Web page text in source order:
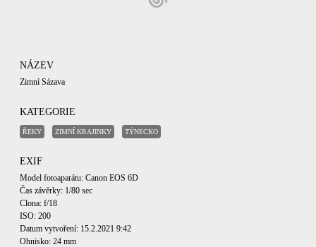
NÁZEV
Zimní Sázava
KATEGORIE
ŘEKY ZIMNÍ KRAJINKY TÝNECKO
EXIF
Model fotoaparátu: Canon EOS 6D
Čas závěrky: 1/80 sec
Clona: f/18
ISO: 200
Datum vytvoření: 15.2.2021 9:42
Ohnisko: 24 mm